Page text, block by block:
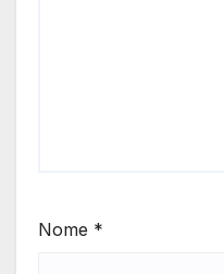
Nome *